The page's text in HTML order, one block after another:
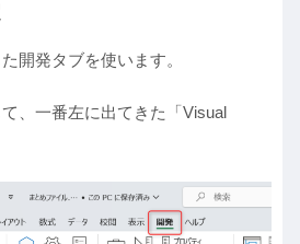
開発タブを使います。
、一番左に出てきた「Visual